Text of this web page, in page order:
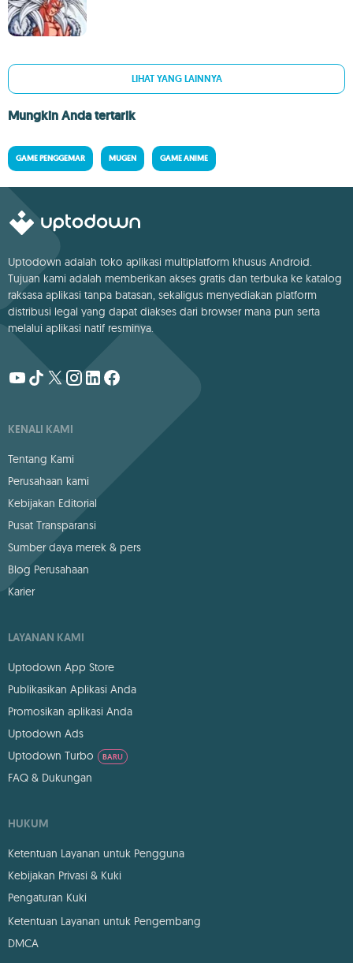
LIHAT YANG LAINNYA
Mungkin Anda tertarik
GAME PENGGEMAR MUGEN GAME ANIME
Uptodown adalah toko aplikasi multiplatform khusus Android.
Tujuan kami adalah memberikan akses gratis dan terbuka ke katalog
raksasa aplikasi tanpa batasan, sekaligus menyediakan platform
distribusi legal yang dapat diakses dari browser mana pun serta
melalui aplikasi natif resminya.
KENALI KAMI
Tentang Kami
Perusahaan kami
Kebijakan Editorial
Pusat Transparansi
Sumber daya merek & pers
Blog Perusahaan
Karier
LAYANAN KAMI
Uptodown App Store
Publikasikan Aplikasi Anda
Promosikan aplikasi Anda
Uptodown Ads
Uptodown Turbo
BARU
FAQ & Dukungan
HUKUM
Ketentuan Layanan untuk Pengguna
Kebijakan Privasi & Kuki
Pengaturan Kuki
Ketentuan Layanan untuk Pengembang
DMCA